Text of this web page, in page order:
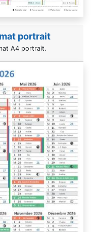
portrait
A4 portrait.